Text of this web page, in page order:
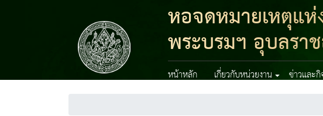
หอจดหมายเหตุแห่
พระบรมฯ อุบลรา
หน้าหลัก เกี่ยวกับหน่วยงาน ข่าวและ